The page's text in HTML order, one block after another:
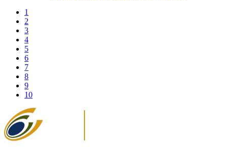
1
2
3
4
5
6
7
8
9
10